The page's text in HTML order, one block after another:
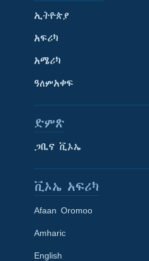
Learning English
ኢትዮጵያ
አፍሪካ
አሜሪካ
ዓለምአቀፍ
ድምጽ
ጋቢና ቪኦኤ
ቪኦኤ አፍሪካ
Afaan Oromoo
Amharic
English